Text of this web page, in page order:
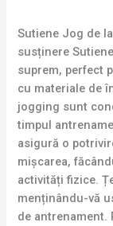
Sutiene Jog de
susținere
suprem, perfect
cu materiale de
jogging sunt
timpul
asigură o
mișcarea,
activități fizice.
menținându-vă
de antrenament.